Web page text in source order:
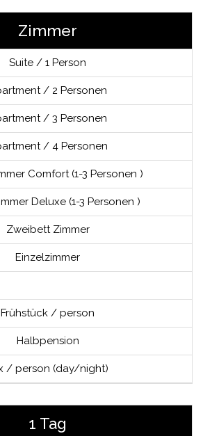
Zimmer
Suite / 1 Person
/ 2 Personen
/ 3 Personen
/ 4 Personen
Comfort (1-3 Personen )
Deluxe (1-3 Personen )
Zweibett Zimmer
Einzelzimmer
Frühstück / person
Halbpension
/ person (day/night)
1 Tag